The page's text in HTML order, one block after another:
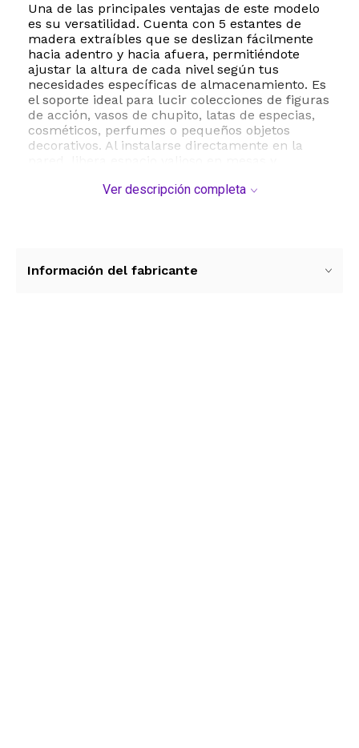
Una de las principales ventajas de este modelo
es su versatilidad. Cuenta con 5 estantes de
madera extraíbles que se deslizan fácilmente
hacia adentro y hacia afuera, permitiéndote
ajustar la altura de cada nivel según tus
necesidades específicas de almacenamiento. Es
el soporte ideal para lucir colecciones de figuras
de acción, vasos de chupito, latas de especias,
cosméticos, perfumes o pequeños objetos
decorativos. Al instalarse directamente en la
una instalación rápida, segura y estable en la
Ver descripción completa
Información del fabricante